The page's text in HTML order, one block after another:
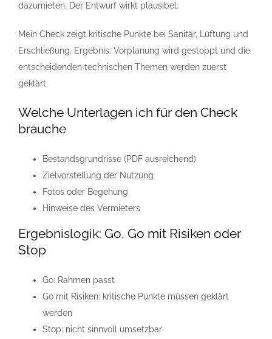
dazumieten. Der Entwurf wirkt plausibel.
Mein Check zeigt kritische Punkte bei Sanitär, Lüftung und
Erschließung. Ergebnis: Vorplanung wird gestoppt und die
entscheidenden technischen Themen werden zuerst
geklärt.
Welche Unterlagen ich für den Check
brauche
Bestandsgrundrisse (PDF ausreichend)
Zielvorstellung der Nutzung
Fotos oder Begehung
Hinweise des Vermieters
Ergebnislogik: Go, Go mit Risiken oder
Stop
Go: Rahmen passt
Go mit Risiken: kritische Punkte müssen geklärt
werden
Stop: nicht sinnvoll umsetzbar